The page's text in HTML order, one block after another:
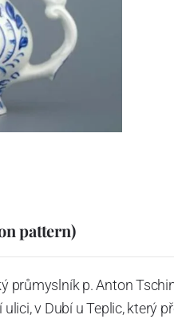
pattern)
průmyslník p. Anton
v Dubí u Teplic, který